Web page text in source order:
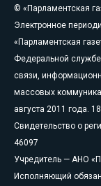
© «Парламентская
Электронное
«Парламентская
Федеральной
связи,
массовых
августа 2011 года.
Свидетельство о
46097
Учредитель — АНО
Исполняющий